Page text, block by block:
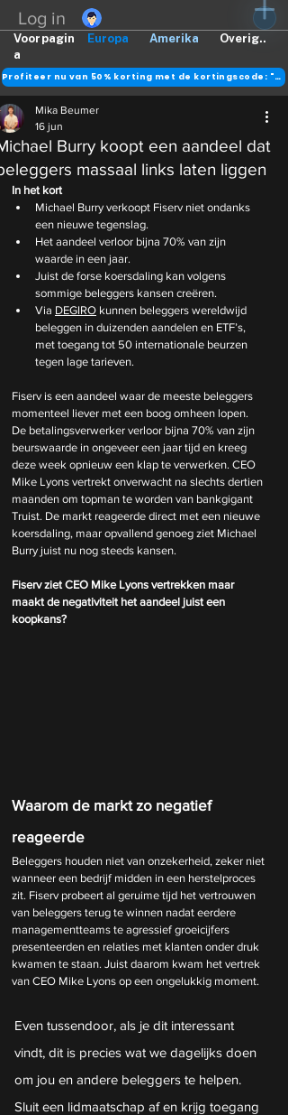
Log in
Europa Amerika Overig..
Voorpagin
a
Profiteer nu van 50% korting met de kortingscode: "DANK"
Burry koopt een aandeel dat
massaal links laten liggen
Mika Beumer
16 jun
In het kort
Michael Burry verkoopt Fiserv niet ondanks
een nieuwe tegenslag.
Het aandeel verloor bijna 70% van zijn
waarde in een jaar.
Juist de forse koersdaling kan volgens
sommige beleggers kansen creëren.
Via DEGIRO kunnen beleggers wereldwijd
beleggen in duizenden aandelen en ETF’s,
met toegang tot 50 internationale beurzen
tegen lage tarieven.
Fiserv is een aandeel waar de meeste beleggers
momenteel liever met een boog omheen lopen.
De betalingsverwerker verloor bijna 70% van zijn
beurswaarde in ongeveer een jaar tijd en kreeg
deze week opnieuw een klap te verwerken. CEO
Mike Lyons vertrekt onverwacht na slechts dertien
maanden om topman te worden van bankgigant
Truist. De markt reageerde direct met een nieuwe
koersdaling, maar opvallend genoeg ziet Michael
Burry juist nu nog steeds kansen.
Fiserv ziet CEO Mike Lyons vertrekken maar
maakt de negativiteit het aandeel juist een
koopkans?
Waarom de markt zo negatief
reageerde
Beleggers houden niet van onzekerheid, zeker niet
wanneer een bedrijf midden in een herstelproces
zit. Fiserv probeert al geruime tijd het vertrouwen
van beleggers terug te winnen nadat eerdere
managementteams te agressief groeicijfers
presenteerden en relaties met klanten onder druk
kwamen te staan. Juist daarom kwam het vertrek
van CEO Mike Lyons op een ongelukkig moment.
Even tussendoor, als je dit interessant
vindt, dit is precies wat we dagelijks doen
om jou en andere beleggers te helpen.
Sluit een lidmaatschap af en krijg toegang